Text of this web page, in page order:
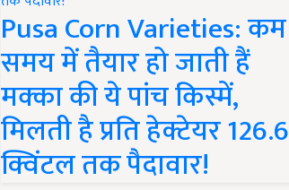
Pusa Corn Varieties: कम
समय में तैयार हो जाती हैं
मक्का की ये पांच किस्में,
मिलती है प्रति हेक्टेयर 126.6
क्विंटल तक पैदावार!